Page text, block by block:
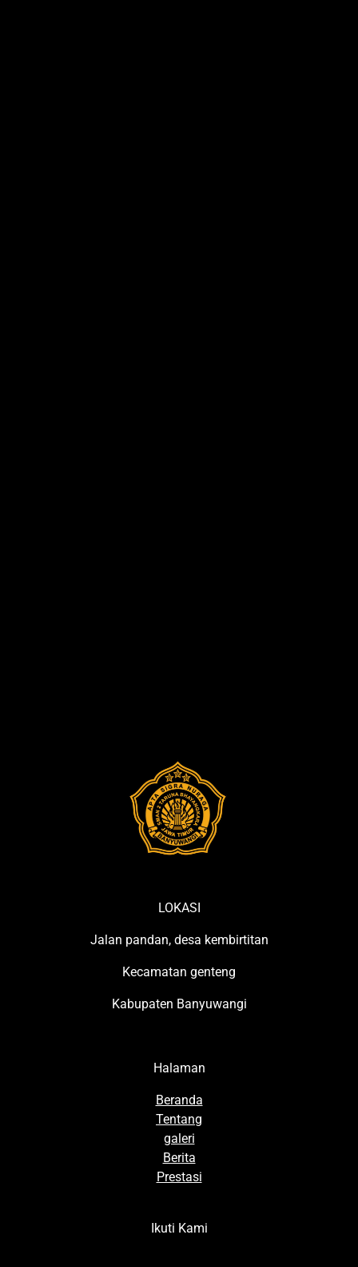
LOKASI
Jalan pandan, desa kembirtitan
Kecamatan genteng
Kabupaten Banyuwangi
Halaman
Beranda
Tentang
galeri
Berita
Prestasi
Ikuti Kami